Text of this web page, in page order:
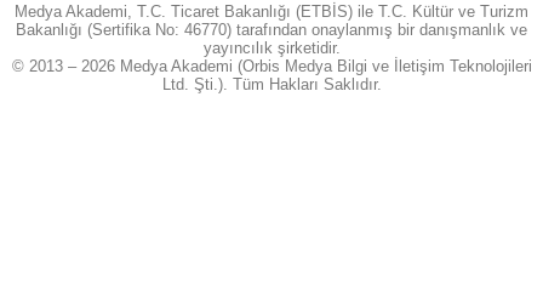
Medya Akademi, T.C. Ticaret Bakanlığı (ETBİS) ile T.C. Kültür ve Turizm
Bakanlığı (Sertifika No: 46770) tarafından onaylanmış bir danışmanlık ve
yayıncılık şirketidir.
© 2013 – 2026 Medya Akademi (Orbis Medya Bilgi ve İletişim Teknolojileri
Ltd. Şti.). Tüm Hakları Saklıdır.